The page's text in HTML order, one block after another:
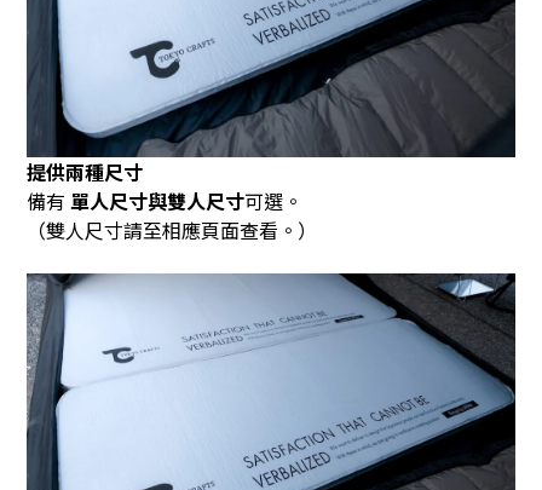
提供兩種尺寸
備有 單人尺寸與雙人尺寸可選。
（雙人尺寸請至相應頁面查看。）